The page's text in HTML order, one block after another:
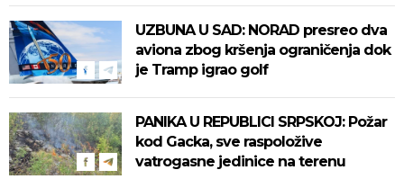
UZBUNA U SAD: NORAD presreo dva
aviona zbog kršenja ograničenja dok
je Tramp igrao golf
PANIKA U REPUBLICI SRPSKOJ: Požar
kod Gacka, sve raspoložive
vatrogasne jedinice na terenu